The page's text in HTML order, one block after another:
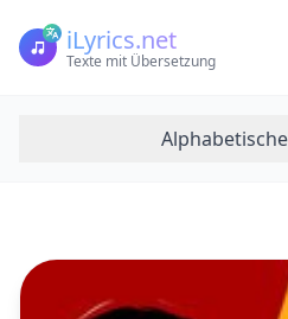
iLyrics.net
Texte mit Übersetzung